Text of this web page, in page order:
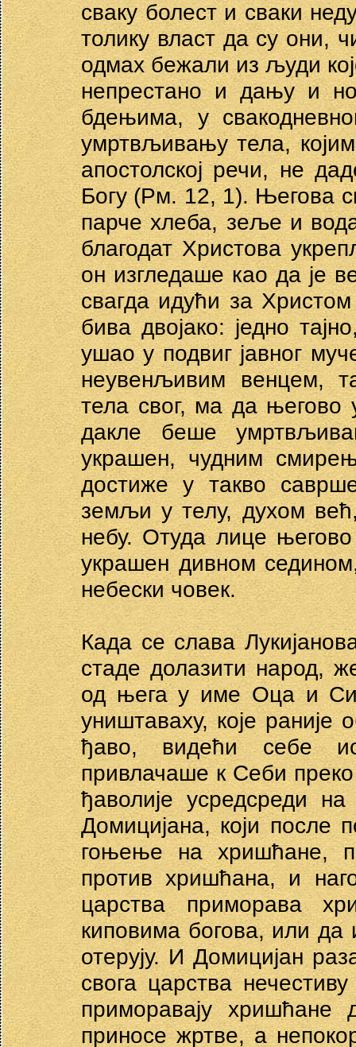
сваку болест и сваки
толику власт да су они,
одмах бежали из људи
непрестано и дању и
бдењима, у
умртвљивању тела,
апостолској речи, не
Богу (Рм. 12, 1). Његова
парче хлеба, зеље и
благодат Христова
он изгледаше као да је
свагда идући за
бива двојако: једно
ушао у подвиг јавног
неувенљивим венцем,
тела свог, ма да
дакле беше
украшен, чудним
достиже у такво
земљи у телу, духом
небу. Отуда лице
украшен дивном
небески човек.
Када се слава
стаде долазити народ,
од њега у име Оца и
уништаваху, које раније
ђаво, видећи себе
привлачаше к Себи преко
ђаволије усредсреди
Домицијана, који после
гоњење на хришћане,
против хришћана, и
царства приморава
киповима богова, или да
отерују. И Домицијан
свога царства
приморавају
приносе жртве, а